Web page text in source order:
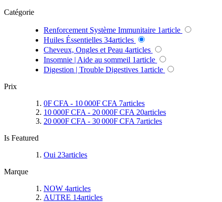
Catégorie
Renforcement Système Immunitaire 1article
Huiles Éssentielles 34articles
Cheveux, Ongles et Peau 4articles
Insomnie | Aide au sommeil 1article
Digestion | Trouble Digestives 1article
Prix
0F CFA - 10 000F CFA 7articles
10 000F CFA - 20 000F CFA 20articles
20 000F CFA - 30 000F CFA 7articles
Is Featured
Oui 23articles
Marque
NOW 4articles
AUTRE 14articles